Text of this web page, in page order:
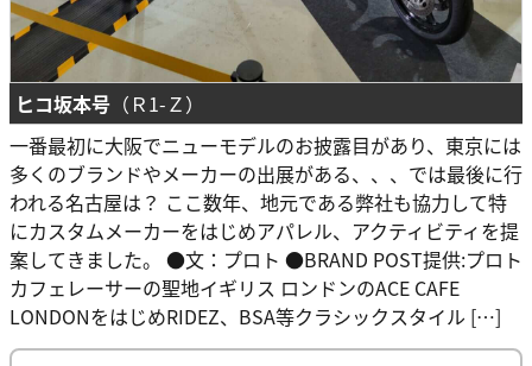
ヒコ坂本号 （Ｒ1-Ｚ）
一番最初に大阪でニューモデルのお披露目があり、東京には
多くのブランドやメーカーの出展がある、、、では最後に行
われる名古屋は？ ここ数年、地元である弊社も協力して特
にカスタムメーカーをはじめアパレル、アクティビティを提
案してきました。 ●文：プロト ●BRAND POST提供:プロト
カフェレーサーの聖地イギリス ロンドンのACE CAFE
LONDONをはじめRIDEZ、BSA等クラシックスタイル […]